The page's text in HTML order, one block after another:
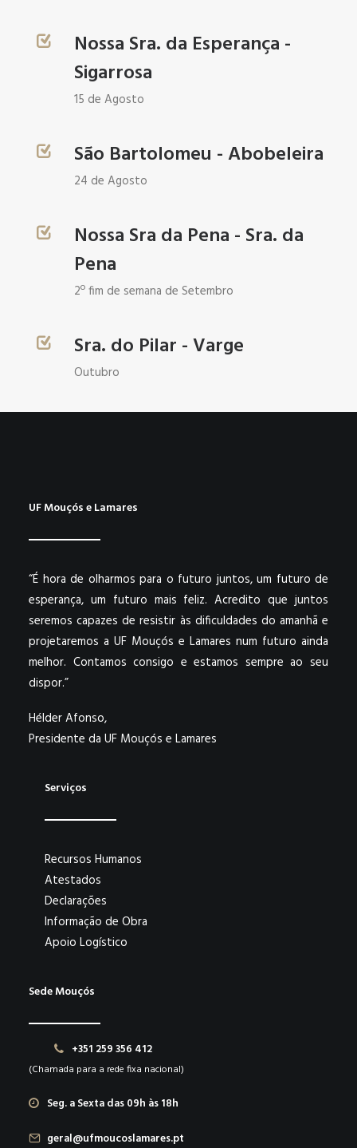
Nossa Sra. da Esperança -
Sigarrosa
15 de Agosto
São Bartolomeu - Abobeleira
24 de Agosto
Nossa Sra da Pena - Sra. da
Pena
2º fim de semana de Setembro
Sra. do Pilar - Varge
Outubro
UF Mouçós e Lamares
“É hora de olharmos para o futuro juntos, um futuro de
esperança, um futuro mais feliz. Acredito que juntos
seremos capazes de resistir às dificuldades do amanhã e
projetaremos a UF Mouçós e Lamares num futuro ainda
melhor. Contamos consigo e estamos sempre ao seu
dispor.”
Hélder Afonso,
Presidente da UF Mouçós e Lamares
Serviços
Recursos Humanos
Atestados
Declarações
Informação de Obra
Apoio Logístico
Sede Mouçós
+351 259 356 412
(Chamada para a rede fixa nacional)
Seg. a Sexta das 09h às 18h
geral@ufmoucoslamares.pt